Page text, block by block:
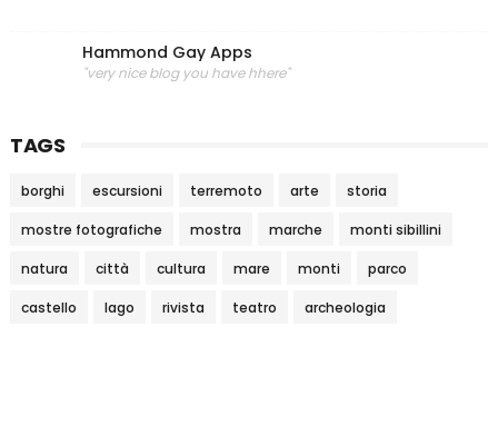
Hammond Gay Apps
"very nice blog you have hhere"
TAGS
borghi escursioni terremoto arte storia
mostre fotografiche mostra marche monti sibillini
natura città cultura mare monti parco
castello lago rivista teatro archeologia